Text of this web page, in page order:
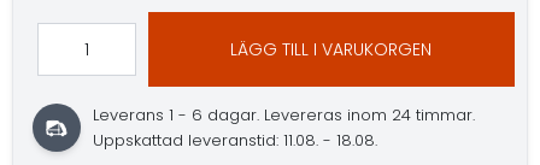
LÄGG TILL I VARUKORGEN
Leverans 1 - 6 dagar. Levereras inom 24 timmar.
Uppskattad leveranstid: 11.08. - 18.08.